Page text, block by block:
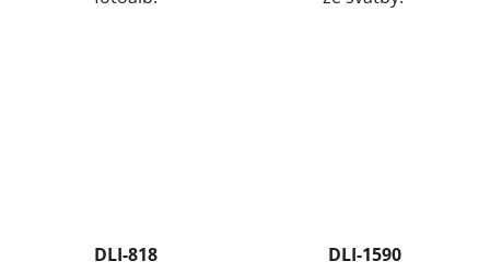
DLI-818
DLI-1590